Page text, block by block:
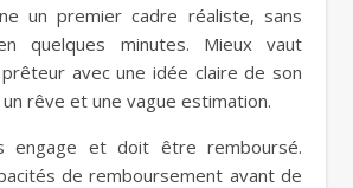
un premier cadre réaliste, sans
quelques minutes. Mieux vaut
avec une idée claire de son
un rêve et une vague estimation.
engage et doit être remboursé.
de remboursement avant de